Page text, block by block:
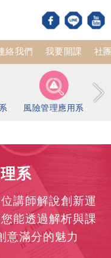
絡我們 我要開課 社
風險管理應用系
系
講師解說創新運
能透過解析與課
意滿分的魅力